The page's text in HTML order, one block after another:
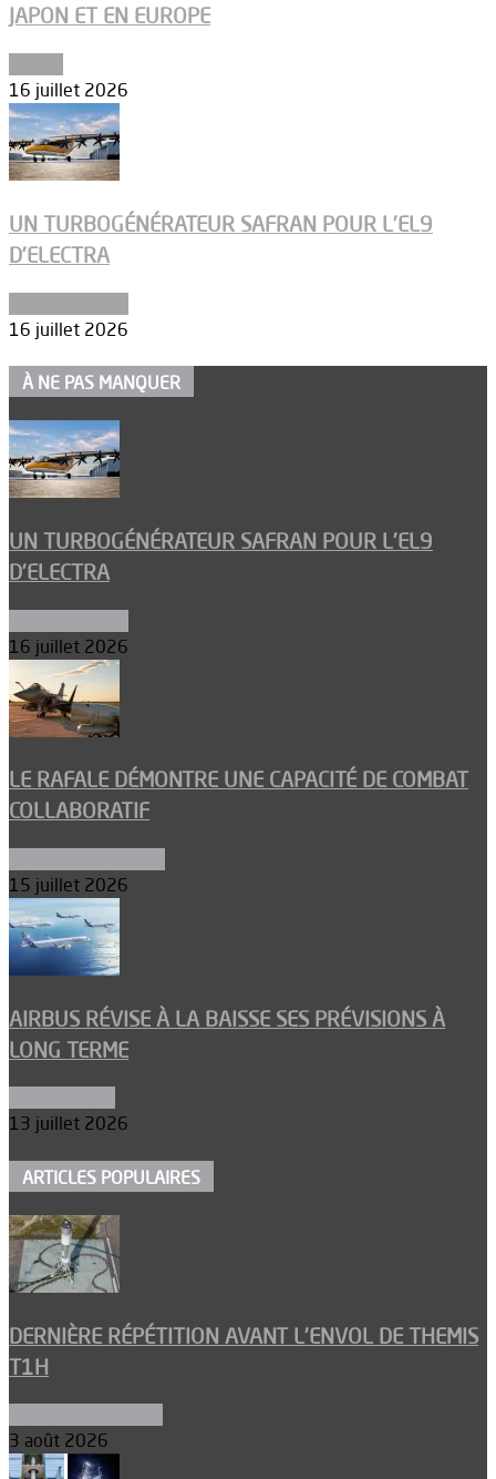
JAPON ET EN EUROPE
16 juillet 2026
UN TURBOGÉNÉRATEUR SAFRAN POUR L’EL9
D’ELECTRA
16 juillet 2026
À NE PAS MANQUER
UN TURBOGÉNÉRATEUR SAFRAN POUR L’EL9
D’ELECTRA
16 juillet 2026
LE RAFALE DÉMONTRE UNE CAPACITÉ DE COMBAT
COLLABORATIF
15 juillet 2026
AIRBUS RÉVISE À LA BAISSE SES PRÉVISIONS À
LONG TERME
13 juillet 2026
ARTICLES POPULAIRES
DERNIÈRE RÉPÉTITION AVANT L’ENVOL DE THEMIS
T1H
3 août 2026